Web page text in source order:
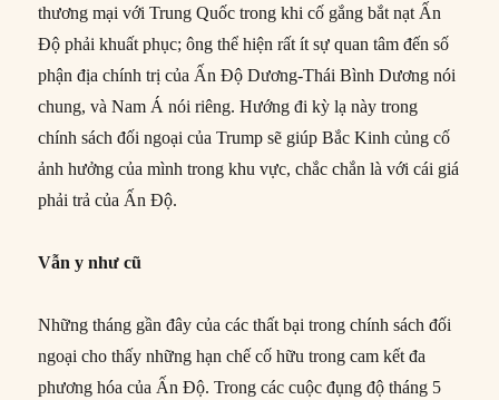
thương mại với Trung Quốc trong khi cố gắng bắt nạt Ấn
Độ phải khuất phục; ông thể hiện rất ít sự quan tâm đến số
phận địa chính trị của Ấn Độ Dương-Thái Bình Dương nói
chung, và Nam Á nói riêng. Hướng đi kỳ lạ này trong
chính sách đối ngoại của Trump sẽ giúp Bắc Kinh củng cố
ảnh hưởng của mình trong khu vực, chắc chắn là với cái giá
phải trả của Ấn Độ.
Vẫn y như cũ
Những tháng gần đây của các thất bại trong chính sách đối
ngoại cho thấy những hạn chế cố hữu trong cam kết đa
phương hóa của Ấn Độ. Trong các cuộc đụng độ tháng 5